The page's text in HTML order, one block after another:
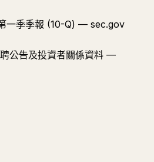
季季報 (10-Q) — sec.gov
公告及投資者關係資料 —